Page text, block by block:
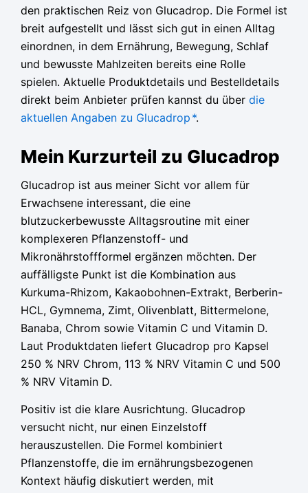
den praktischen Reiz von Glucadrop. Die Formel ist
breit aufgestellt und lässt sich gut in einen Alltag
einordnen, in dem Ernährung, Bewegung, Schlaf
und bewusste Mahlzeiten bereits eine Rolle
spielen. Aktuelle Produktdetails und Bestelldetails
direkt beim Anbieter prüfen kannst du über die
aktuellen Angaben zu Glucadrop *.
Mein Kurzurteil zu Glucadrop
Glucadrop ist aus meiner Sicht vor allem für
Erwachsene interessant, die eine
blutzuckerbewusste Alltagsroutine mit einer
komplexeren Pflanzenstoff- und
Mikronährstoffformel ergänzen möchten. Der
auffälligste Punkt ist die Kombination aus
Kurkuma-Rhizom, Kakaobohnen-Extrakt, Berberin-
HCL, Gymnema, Zimt, Olivenblatt, Bittermelone,
Banaba, Chrom sowie Vitamin C und Vitamin D.
Laut Produktdaten liefert Glucadrop pro Kapsel
250 % NRV Chrom, 113 % NRV Vitamin C und 500
% NRV Vitamin D.
Positiv ist die klare Ausrichtung. Glucadrop
versucht nicht, nur einen Einzelstoff
herauszustellen. Die Formel kombiniert
Pflanzenstoffe, die im ernährungsbezogenen
Kontext häufig diskutiert werden, mit